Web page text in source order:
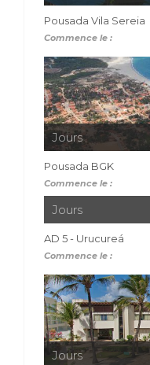
Pousada Vila Sereia
Commence le :
Jours
Pousada BGK
Commence le :
Jours
AD 5 - Urucureá
Commence le :
Jours